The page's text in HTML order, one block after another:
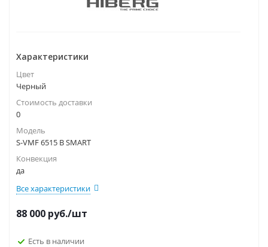
Характеристики
Цвет
Черный
Стоимость доставки
0
Модель
S-VMF 6515 B SMART
Конвекция
да
Все характеристики
88 000 руб./шт
Есть в наличии